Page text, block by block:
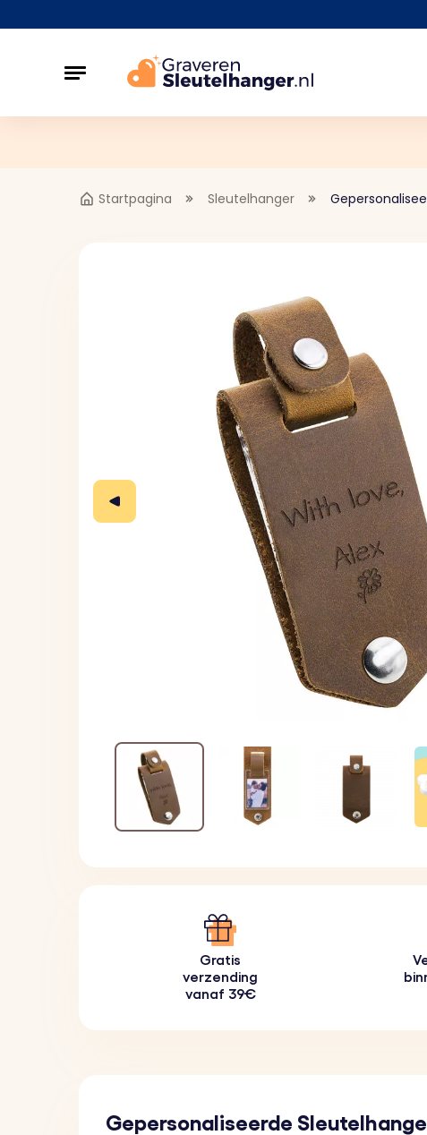
Startpagina Sleutelhanger
Gratis
verzending
vanaf 39€
Gepersonaliseerde